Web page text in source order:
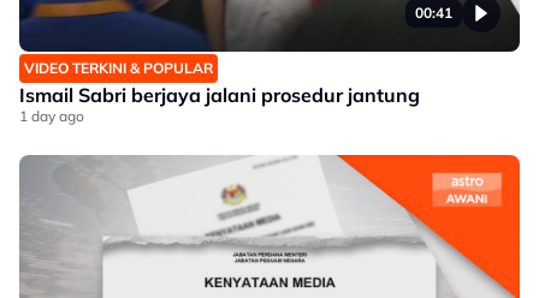
00:41
VIDEO TERKINI & POPULAR
Ismail Sabri berjaya jalani prosedur jantung
1 day ago